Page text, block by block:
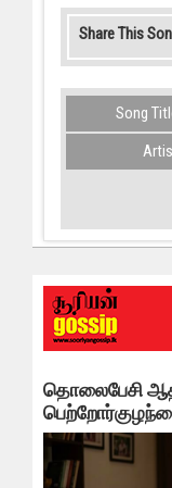
Share This
Song
தொலைபேசி